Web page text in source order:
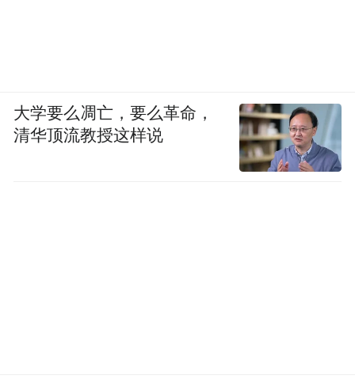
大学要么凋亡，要么革命，
清华顶流教授这样说